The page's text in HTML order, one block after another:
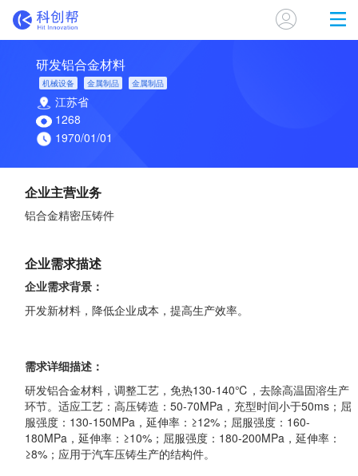
研发铝合金材料
机械设备 金属制品 金属制品
江苏省
1268
1970/01/01
企业主营业务
铝合金精密压铸件
企业需求描述
企业需求背景：
开发新材料，降低企业成本，提高生产效率。
需求详细描述：
研发铝合金材料，调整工艺，免热130-140℃，去除高温固溶生产
环节。适应工艺：高压铸造：50-70MPa，充型时间小于50ms；屈
服强度：130-150MPa，延伸率：≥12%；屈服强度：160-
180MPa，延伸率：≥10%；屈服强度：180-200MPa，延伸率：
≥8%；应用于汽车压铸生产的结构件。